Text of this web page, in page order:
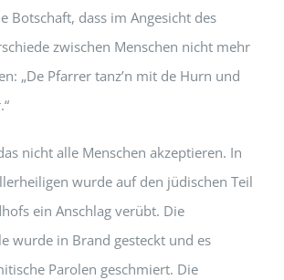
Botschaft, dass im Angesicht des
zwischen Menschen nicht mehr
„De Pfarrer tanz’n mit de Hurn und
nicht alle Menschen akzeptieren. In
wurde auf den jüdischen Teil
ein Anschlag verübt. Die
wurde in Brand gesteckt und es
Parolen geschmiert. Die